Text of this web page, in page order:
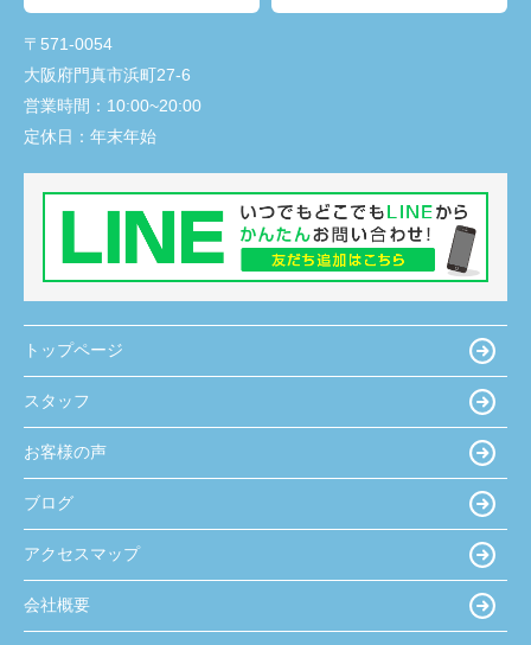
〒571-0054
大阪府門真市浜町27-6
営業時間： 10:00~20:00
定休日： 年末年始
トップページ
スタッフ
お客様の声
ブログ
アクセスマップ
会社概要